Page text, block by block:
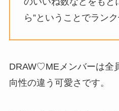
ら”ということでラン
DRAW♡MEメンバーは全
向性の違う可愛さです。